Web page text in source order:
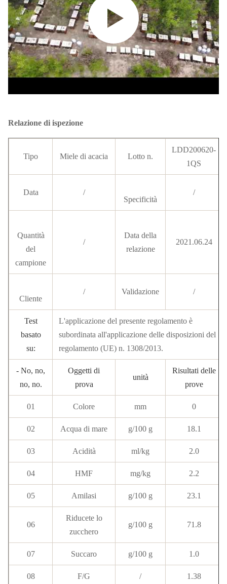
Relazione di ispezione
Tipo Miele di acacia Lotto n.
LDD200620-
1QS
Data
/
Specificità
/
Quantità
del
campione
/
Data della
relazione
2021.06.24
Cliente
/ Validazione /
Test
basato
su:
L'applicazione del presente regolamento è
subordinata all'applicazione delle disposizioni del
regolamento (UE) n. 1308/2013.
- No, no,
no, no.
Oggetti di
prova
unità
Risultati delle
prove
01 Colore mm 0
02 Acqua di mare g/100 g 18.1
03 Acidità ml/kg 2.0
04 HMF mg/kg 2.2
05 Amilasi g/100 g 23.1
06
Riducete lo
zucchero
g/100 g 71.8
07 Succaro g/100 g 1.0
08 F/G / 1.38